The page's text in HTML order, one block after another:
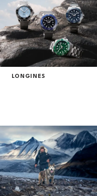
Limiterte modeller
Se alle Seiko
LONGINES